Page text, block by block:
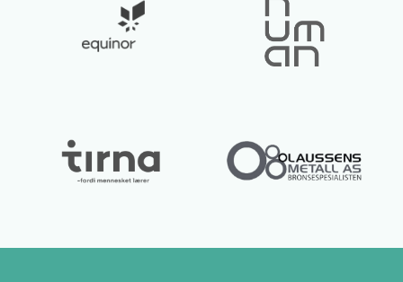
Lurer du på noe? 😊